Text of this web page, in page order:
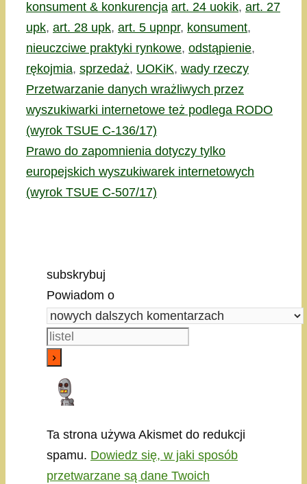
Kategorie
konsument & konkurencja Tagi
art. 24 uokik, art. 27
upk, art. 28 upk, art. 5 upnpr, konsument,
nieuczciwe praktyki rynkowe, odstąpienie,
rękojmia, sprzedaż, UOKiK, wady rzeczy
Przetwarzanie danych wrażliwych przez
wyszukiwarki internetowe też podlega RODO
(wyrok TSUE C-136/17)
Prawo do zapomnienia dotyczy tylko
europejskich wyszukiwarek internetowych
(wyrok TSUE C-507/17)
subskrybuj
Powiadom o
Ta strona używa Akismet do redukcji
spamu. Dowiedz się, w jaki sposób
przetwarzane są dane Twoich